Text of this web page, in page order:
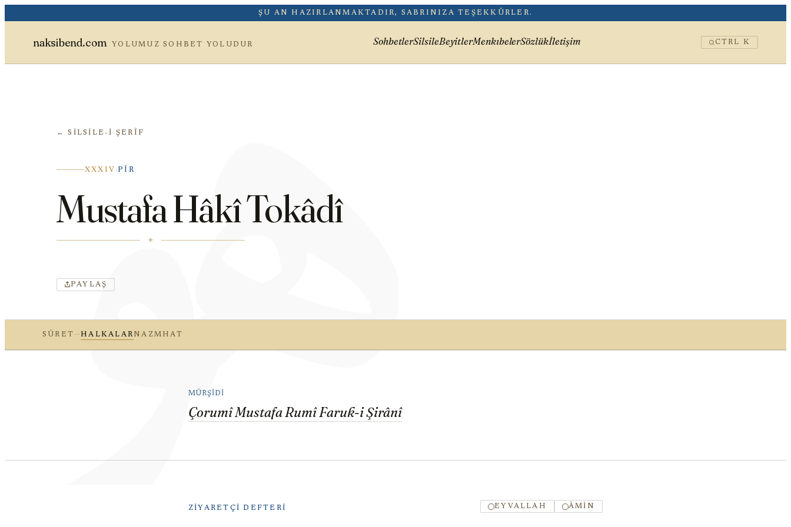
ŞU AN HAZIRLANMAKTADIR, SABRINIZA TEŞEKKÜRLER.
naksibend.com YOLUMUZ SOHBET YOLUDUR SohbetlerSilsileBeyitlerMenkıbelerSözlükİletişim CTRL K
← SILSILE-I ŞERÎF
XXXIV ·PÎR
Mustafa Hâkî Tokâdî
✦
PAYLAŞ
SÛRET —HALKALAR NAZM HAT
MÜRŞIDI
Çorumî Mustafa Rumî Faruk-i Şirânî
ZIYARETÇI DEFTERI EYVALLAH ÂMIN